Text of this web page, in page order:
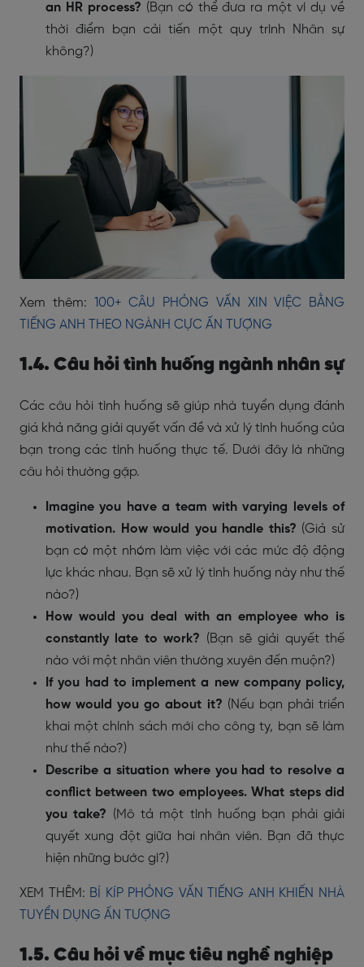
an HR process? (Bạn có thể đưa ra một ví dụ về
thời điểm bạn cải tiến một quy trình Nhân sự
không?)
Xem thêm: 100+ CÂU PHỎNG VẤN XIN VIỆC BẰNG
TIẾNG ANH THEO NGÀNH CỰC ẤN TƯỢNG
1.4. Câu hỏi tình huống ngành nhân sự
Các câu hỏi tình huống sẽ giúp nhà tuyển dụng đánh
giá khả năng giải quyết vấn đề và xử lý tình huống của
bạn trong các tình huống thực tế. Dưới đây là những
câu hỏi thường gặp.
Imagine you have a team with varying levels of
motivation. How would you handle this? (Giả sử
bạn có một nhóm làm việc với các mức độ động
lực khác nhau. Bạn sẽ xử lý tình huống này như thế
nào?)
How would you deal with an employee who is
constantly late to work? (Bạn sẽ giải quyết thế
nào với một nhân viên thường xuyên đến muộn?)
If you had to implement a new company policy,
how would you go about it? (Nếu bạn phải triển
khai một chính sách mới cho công ty, bạn sẽ làm
như thế nào?)
Describe a situation where you had to resolve a
conflict between two employees. What steps did
you take? (Mô tả một tình huống bạn phải giải
quyết xung đột giữa hai nhân viên. Bạn đã thực
hiện những bước gì?)
XEM THÊM: BÍ KÍP PHỎNG VẤN TIẾNG ANH KHIẾN NHÀ
TUYỂN DỤNG ẤN TƯỢNG
1.5. Câu hỏi về mục tiêu nghề nghiệp